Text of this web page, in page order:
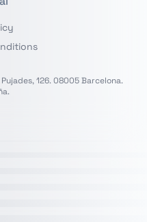
126. 08005 Barcelona.